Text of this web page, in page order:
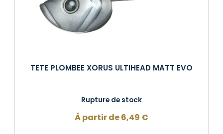
TETE PLOMBEE XORUS ULTIHEAD MATT EVO
Rupture de stock
À partir de6,49 €